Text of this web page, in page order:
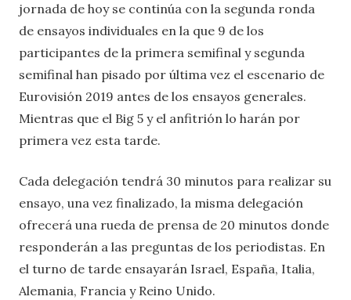
jornada de hoy se continúa con la segunda ronda
de ensayos individuales en la que 9 de los
participantes de la primera semifinal y segunda
semifinal han pisado por última vez el escenario de
Eurovisión 2019 antes de los ensayos generales.
Mientras que el Big 5 y el anfitrión lo harán por
primera vez esta tarde.
Cada delegación tendrá 30 minutos para realizar su
ensayo, una vez finalizado, la misma delegación
ofrecerá una rueda de prensa de 20 minutos donde
responderán a las preguntas de los periodistas. En
el turno de tarde ensayarán Israel, España, Italia,
Alemania, Francia y Reino Unido.